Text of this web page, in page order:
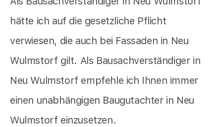
hätte ich auf die gesetzliche Pflicht
verwiesen, die auch bei Fassaden in Neu
Wulmstorf gilt. Als Bausachverständiger in
Neu Wulmstorf empfehle ich Ihnen immer
einen unabhängigen Baugutachter in Neu
Wulmstorf einzusetzen.